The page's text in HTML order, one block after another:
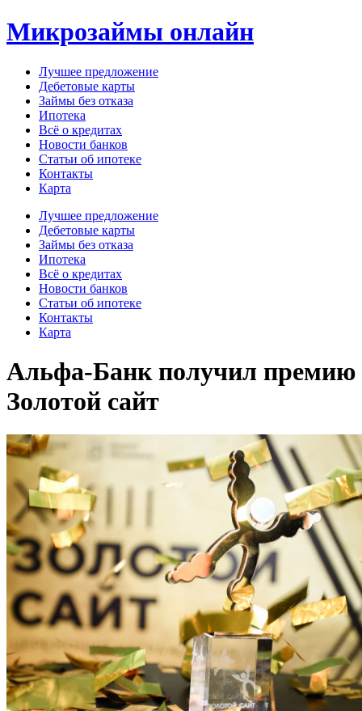
Перейти
к
Микрозаймы онлайн
Лучшее предложение
Дебетовые карты
Займы без отказа
Ипотека
Всё о кредитах
Новости банков
Статьи об ипотеке
Контакты
Карта
Меню Лучшее предложение
Дебетовые карты
Займы без отказа
Ипотека
Всё о кредитах
Новости банков
Статьи об ипотеке
Контакты
Карта
Альфа-Банк получил премию
Золотой сайт